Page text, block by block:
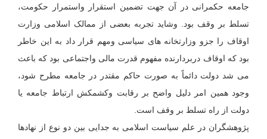
جامعه حکمرانی در آن جهت تضمین استقرار واستمرار حکومت،
تسلط بر وقف بود. وشاید تجربه بعضی از ممالک اسلامی وزارت
اوقاف را جزو وزارتخانه های سیاسی ومهم قرار داد به این خاطر
بود که اوقاف دربردارنده مفهوم قدرت مالی واجتماعی بود که باعث
می شد دولت دائماً به صورت حاکم مقتدر در جامعه مطرح شود،
وجود همین امر دلیل واضح بر رقابت وکشمکش ارتباط جامعه یا
دولت از راه تسلط بر وقف است.
پژوهشگران در علم سیاست اسلامی به جدایی بین دو نوع از نهادها